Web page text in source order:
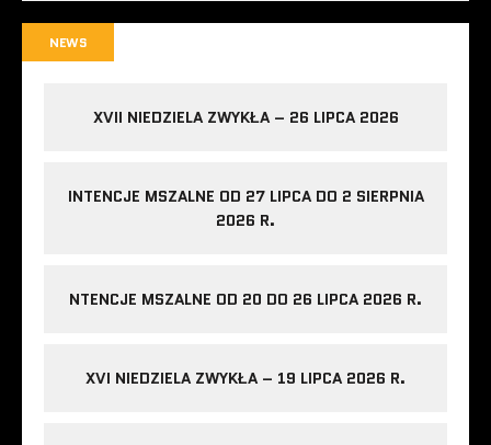
NEWS
XVII NIEDZIELA ZWYKŁA – 26 LIPCA 2026
INTENCJE MSZALNE OD 27 LIPCA DO 2 SIERPNIA
2026 R.
NTENCJE MSZALNE OD 20 DO 26 LIPCA 2026 R.
XVI NIEDZIELA ZWYKŁA – 19 LIPCA 2026 R.